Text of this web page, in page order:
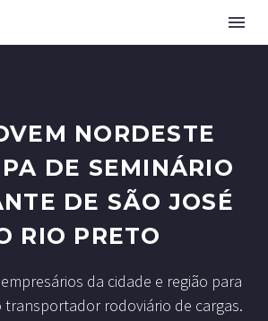
NORDESTE
DE SEMINÁRIO
DE SÃO JOSÉ
RIO PRETO
da cidade e região para
rodoviário de cargas.